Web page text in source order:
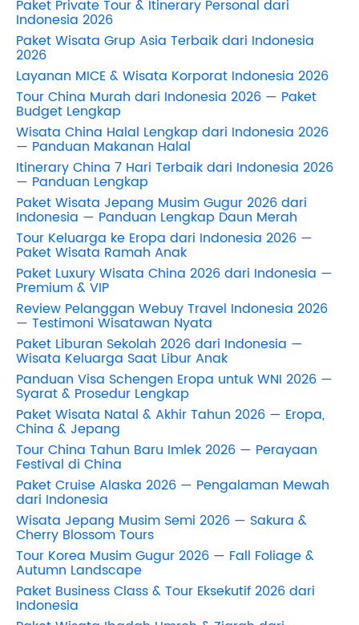
Paket Private Tour & Itinerary Personal dari
Indonesia 2026
Paket Wisata Grup Asia Terbaik dari Indonesia
2026
Layanan MICE & Wisata Korporat Indonesia 2026
Tour China Murah dari Indonesia 2026 — Paket
Budget Lengkap
Wisata China Halal Lengkap dari Indonesia 2026
— Panduan Makanan Halal
Itinerary China 7 Hari Terbaik dari Indonesia 2026
— Panduan Lengkap
Paket Wisata Jepang Musim Gugur 2026 dari
Indonesia — Panduan Lengkap Daun Merah
Tour Keluarga ke Eropa dari Indonesia 2026 —
Paket Wisata Ramah Anak
Paket Luxury Wisata China 2026 dari Indonesia —
Premium & VIP
Review Pelanggan Webuy Travel Indonesia 2026
— Testimoni Wisatawan Nyata
Paket Liburan Sekolah 2026 dari Indonesia —
Wisata Keluarga Saat Libur Anak
Panduan Visa Schengen Eropa untuk WNI 2026 —
Syarat & Prosedur Lengkap
Paket Wisata Natal & Akhir Tahun 2026 — Eropa,
China & Jepang
Tour China Tahun Baru Imlek 2026 — Perayaan
Festival di China
Paket Cruise Alaska 2026 — Pengalaman Mewah
dari Indonesia
Wisata Jepang Musim Semi 2026 — Sakura &
Cherry Blossom Tours
Tour Korea Musim Gugur 2026 — Fall Foliage &
Autumn Landscape
Paket Business Class & Tour Eksekutif 2026 dari
Indonesia